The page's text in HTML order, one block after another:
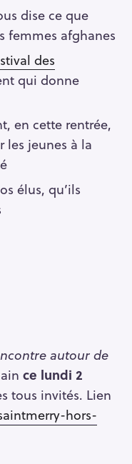
dise ce que
femmes afghanes
des
qui donne
en cette rentrée,
les jeunes à la
élus, qu’ils
autour de
ce lundi 2
tous invités. Lien
hors-